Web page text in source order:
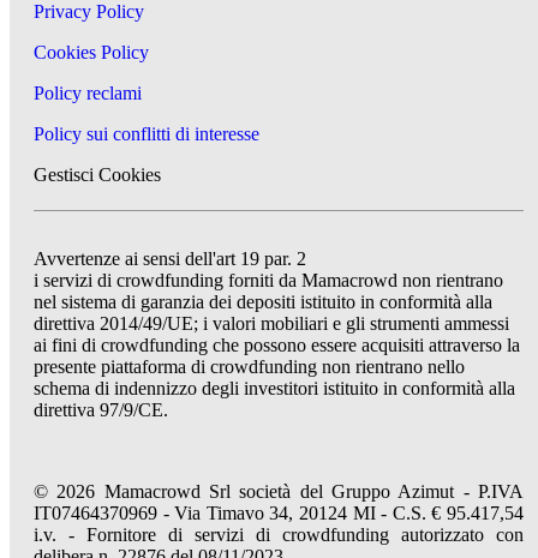
Privacy Policy
Cookies Policy
Policy reclami
Policy sui conflitti di interesse
Gestisci Cookies
Avvertenze ai sensi dell'art 19 par. 2
i servizi di crowdfunding forniti da Mamacrowd non rientrano
nel sistema di garanzia dei depositi istituito in conformità alla
direttiva 2014/49/UE; i valori mobiliari e gli strumenti ammessi
ai fini di crowdfunding che possono essere acquisiti attraverso la
presente piattaforma di crowdfunding non rientrano nello
schema di indennizzo degli investitori istituito in conformità alla
direttiva 97/9/CE.
© 2026 Mamacrowd Srl società del Gruppo Azimut - P.IVA
IT07464370969 - Via Timavo 34, 20124 MI - C.S. € 95.417,54
i.v. - Fornitore di servizi di crowdfunding autorizzato con